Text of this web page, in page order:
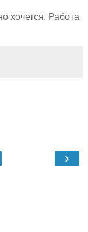
хочется. Работа
›